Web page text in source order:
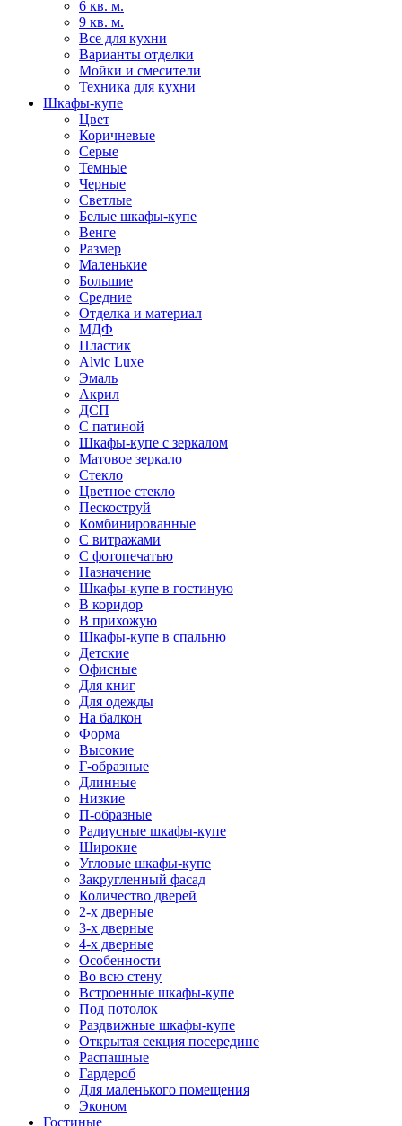
6 кв. м.
9 кв. м.
Все для кухни
Варианты отделки
Мойки и смесители
Техника для кухни
Шкафы-купе
Цвет
Коричневые
Серые
Темные
Черные
Светлые
Белые шкафы-купе
Венге
Размер
Маленькие
Большие
Средние
Отделка и материал
МДФ
Пластик
Alvic Luxe
Эмаль
Акрил
ДСП
С патиной
Шкафы-купе с зеркалом
Матовое зеркало
Стекло
Цветное стекло
Пескоструй
Комбинированные
С витражами
С фотопечатью
Назначение
Шкафы-купе в гостиную
В коридор
В прихожую
Шкафы-купе в спальню
Детские
Офисные
Для книг
Для одежды
На балкон
Форма
Высокие
Г-образные
Длинные
Низкие
П-образные
Радиусные шкафы-купе
Широкие
Угловые шкафы-купе
Закругленный фасад
Количество дверей
2-х дверные
3-х дверные
4-х дверные
Особенности
Во всю стену
Встроенные шкафы-купе
Под потолок
Раздвижные шкафы-купе
Открытая секция посередине
Распашные
Гардероб
Для маленького помещения
Эконом
Гостиные